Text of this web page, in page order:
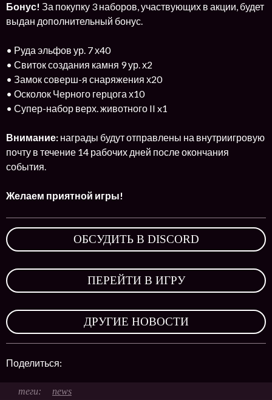
Бонус! За покупку 3 наборов, участвующих в акции, будет
выдан дополнительный бонус.
• Руда эльфов ур. 7 х40
• Свиток создания камня 9 ур. х2
• Замок соверш-я снаряжения х20
• Осколок Черного герцога х10
• Супер-набор верх. животного II x1
Внимание: награды будут отправлены на внутриигровую
почту в течение 14 рабочих дней после окончания
события.
Желаем приятной игры!
ОБСУДИТЬ В DISCORD
ПЕРЕЙТИ В ИГРУ
ДРУГИЕ НОВОСТИ
Поделиться:
news